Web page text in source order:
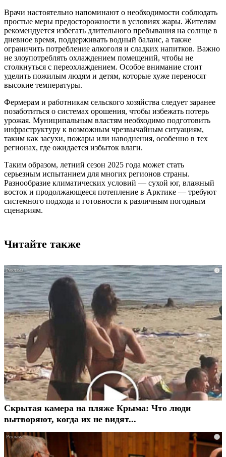
Врачи настоятельно напоминают о необходимости соблюдать
простые меры предосторожности в условиях жары. Жителям
рекомендуется избегать длительного пребывания на солнце в
дневное время, поддерживать водный баланс, а также
ограничить потребление алкоголя и сладких напитков. Важно
не злоупотреблять охлаждением помещений, чтобы не
столкнуться с переохлаждением. Особое внимание стоит
уделить пожилым людям и детям, которые хуже переносят
высокие температуры.
Фермерам и работникам сельского хозяйства следует заранее
позаботиться о системах орошения, чтобы избежать потерь
урожая. Муниципальным властям необходимо подготовить
инфраструктуру к возможным чрезвычайным ситуациям,
таким как засухи, пожары или наводнения, особенно в тех
регионах, где ожидается избыток влаги.
Таким образом, летний сезон 2025 года может стать
серьезным испытанием для многих регионов страны.
Разнообразие климатических условий — сухой юг, влажный
восток и продолжающееся потепление в Арктике — требуют
системного подхода и готовности к различным погодным
сценариям.
Читайте также
i
Скрытая камера на пляже Крыма: Что люди
вытворяют, когда их не видят...
i